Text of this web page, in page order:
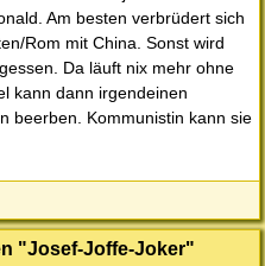
Am besten verbrüdert sich
Rom mit China. Sonst wird
Da läuft nix mehr ohne
kann dann irgendeinen
beerben. Kommunistin kann sie
"Josef-Joffe-Joker"